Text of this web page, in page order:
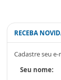
RECEBA
Cadastre seu
Seu nome: